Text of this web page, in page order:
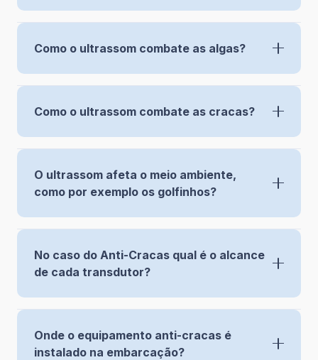
Como o ultrassom combate as algas?
Como o ultrassom combate as cracas?
O ultrassom afeta o meio ambiente,
como por exemplo os golfinhos?
No caso do Anti-Cracas qual é o alcance
de cada transdutor?
Onde o equipamento anti-cracas é
instalado na embarcação?